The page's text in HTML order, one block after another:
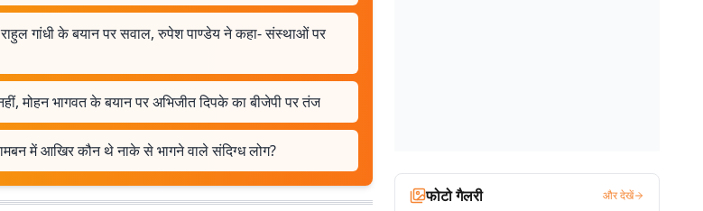
राहुल गांधी के बयान पर सवाल, रुपेश पाण्डेय ने कहा- संस्थाओं पर
नहीं, मोहन भागवत के बयान पर अभिजीत दिपके का बीजेपी पर तंज
में आखिर कौन थे नाके से भागने वाले संदिग्ध लोग?
फोटो गैलरी और देखें